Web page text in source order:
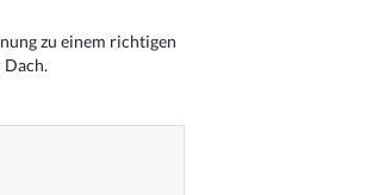
zu einem richtigen